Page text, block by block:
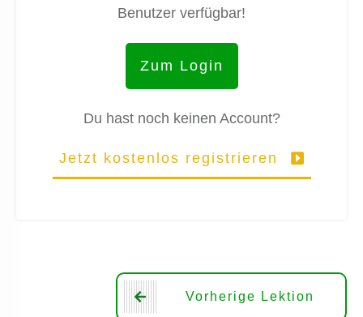
Benutzer verfügbar!
Zum Login
Du hast noch keinen Account?
Jetzt kostenlos registrieren
Vorherige Lektion